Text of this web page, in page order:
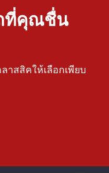
ที่คุณชื่น
าสสิคให้เลือกเพียบ